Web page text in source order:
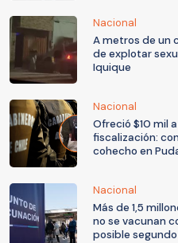
Nacional
A metros de un
de explotar
Iquique
Nacional
Ofreció $10 mil
fiscalización:
cohecho en
Nacional
Más de 1,5
no se vacunan
posible